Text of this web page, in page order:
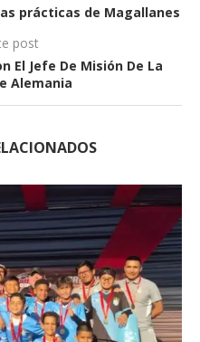
prácticas de Magallanes
post
El Jefe De Misión De La
Alemania